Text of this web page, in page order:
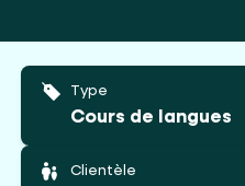
Type
Cours de langues
Clientèle